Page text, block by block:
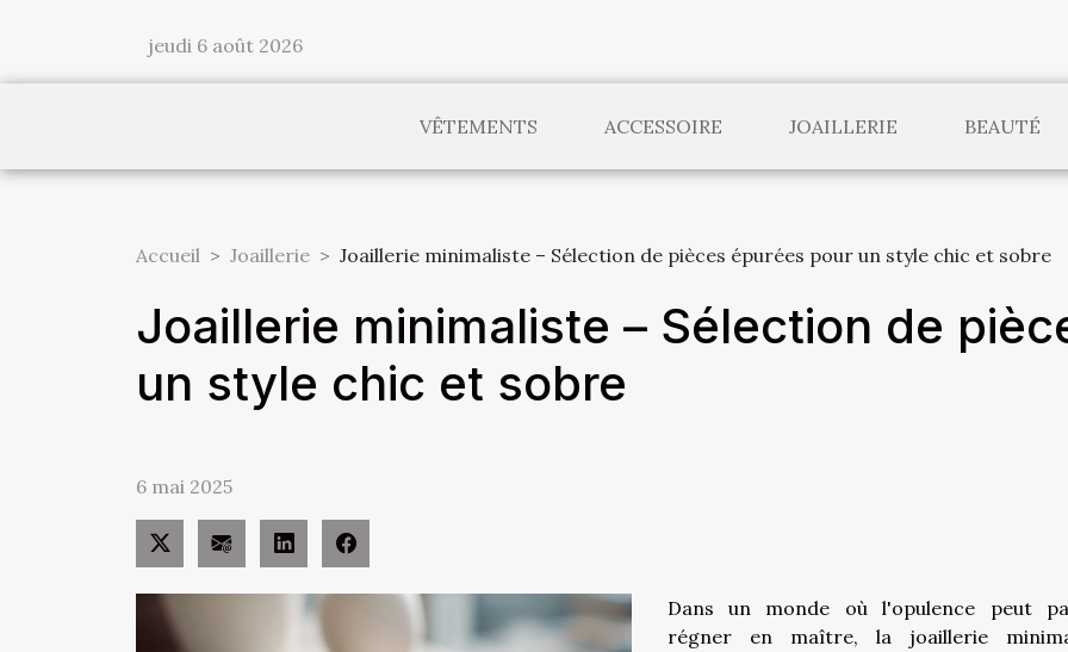
jeudi 6 août 2026
VÊTEMENTS ACCESSOIRE JOAILLERIE BEAUTÉ
Accueil Joaillerie Joaillerie minimaliste – Sélection de pièces épurées pour un style chic et sobre
Joaillerie minimaliste – Sélection de
un style chic et sobre
6 mai 2025
Dans un monde où l'opulence peut
régner en maître, la joaillerie